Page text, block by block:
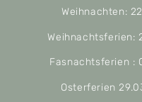
Weihnachten:
Weihnachtsferien:
Fasnachtsferien :
Osterferien